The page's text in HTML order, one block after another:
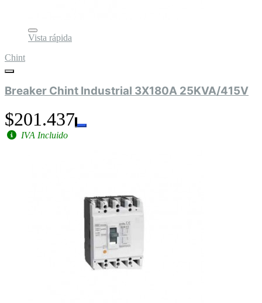
Vista rápida
Chint
Breaker Chint Industrial 3X180A 25KVA/415V
$201.437
IVA Incluido